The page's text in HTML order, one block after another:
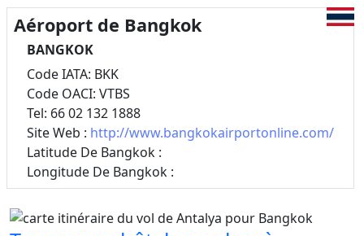
Aéroport de Bangkok
BANGKOK
Code IATA: BKK
Code OACI: VTBS
Tel: 66 02 132 1888
Site Web : http://www.bangkokairportonline.com/
Latitude De Bangkok :
Longitude De Bangkok :